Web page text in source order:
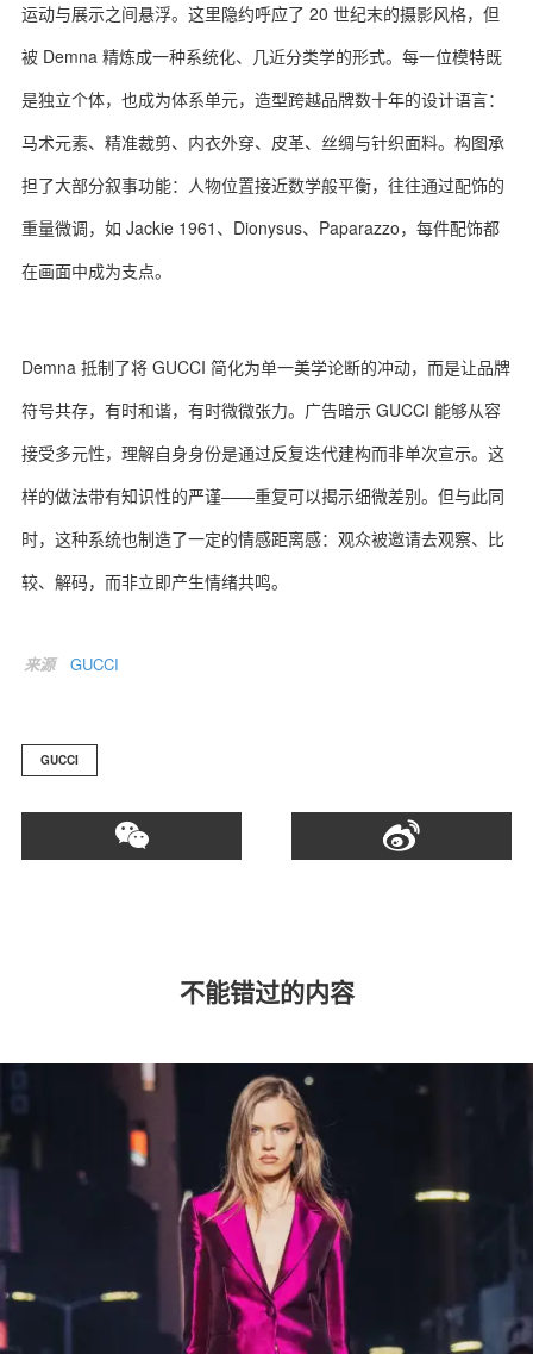
运动与展示之间悬浮。这里隐约呼应了 20 世纪末的摄影风格，但
被 Demna 精炼成一种系统化、几近分类学的形式。每一位模特既
是独立个体，也成为体系单元，造型跨越品牌数十年的设计语言：
马术元素、精准裁剪、内衣外穿、皮革、丝绸与针织面料。构图承
担了大部分叙事功能：人物位置接近数学般平衡，往往通过配饰的
重量微调，如 Jackie 1961、Dionysus、Paparazzo，每件配饰都
在画面中成为支点。
Demna 抵制了将 GUCCI 简化为单一美学论断的冲动，而是让品牌
符号共存，有时和谐，有时微微张力。广告暗示 GUCCI 能够从容
接受多元性，理解自身身份是通过反复迭代建构而非单次宣示。这
样的做法带有知识性的严谨——重复可以揭示细微差别。但与此同
时，这种系统也制造了一定的情感距离感：观众被邀请去观察、比
较、解码，而非立即产生情绪共鸣。
来源 GUCCI
GUCCI
不能错过的内容